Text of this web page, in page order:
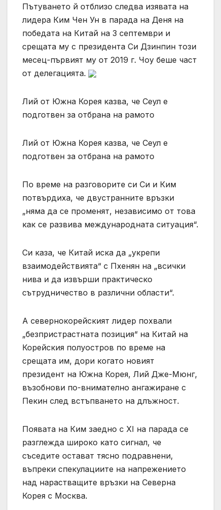
Пътуването й отблизо следва изявата на
лидера Ким Чен Ун в парада на Деня на
победата на Китай на 3 септември и
срещата му с президента Си Дзинпин този
месец-първият му от 2019 г. Чоу беше част
от делегацията.
Лий от Южна Корея казва, че Сеул е
подготвен за отбрана на рамото
Лий от Южна Корея казва, че Сеул е
подготвен за отбрана на рамото
По време на разговорите си Си и Ким
потвърдиха, че двустранните връзки
„няма да се променят, независимо от това
как се развива международната ситуация“.
Си каза, че Китай иска да „укрепи
взаимодействията“ с Пхенян на „всички
нива и да извърши практическо
сътрудничество в различни области“.
А севернокорейският лидер похвали
„безпристрастната позиция“ на Китай на
Корейския полуостров по време на
срещата им, дори когато новият
президент на Южна Корея, Лий Дже-Мюнг,
възобнови по-внимателно ангажиране с
Пекин след встъпването на длъжност.
Появата на Ким заедно с XI на парада се
разглежда широко като сигнал, че
съседите остават тясно подравнени,
въпреки спекулациите на напрежението
над нарастващите връзки на Северна
Корея с Москва.